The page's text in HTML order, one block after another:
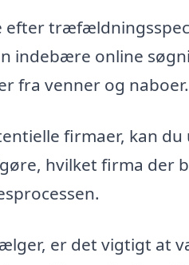
efter
indebære online
fra venner og naboer.
firmaer, kan
hvilket firma der
er det vigtigt at